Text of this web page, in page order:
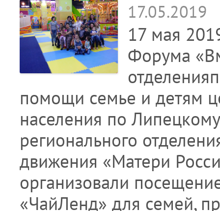
17.05.2019
17 мая
Форума
помощи семье и детям
населения по
регионального
движения «Матери
организовали
«ЧайЛенд» для семей,